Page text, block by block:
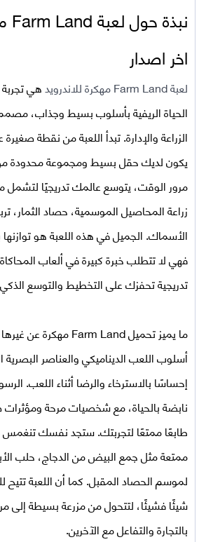
نبذة حول لعبةFarm Land
اخر اصدار
لعبة Farm Land مهكرة للاندرويد
هي
الحياة الريفية بأسلوب بسيط وجذاب،
الزراعة والإدارة. تبدأ اللعبة من نقطة
يكون لديك حقل بسيط ومجموعة محدودة
مرور الوقت، يتوسع عالمك تدريجيًا لتشمل
زراعة المحاصيل الموسمية، حصاد الثمار،
الأسماك. الجميل في هذه اللعبة هو
فهي لا تتطلب خبرة كبيرة في ألعاب
تدريجية تحفزك على التخطيط والتوسع
ما يميزتحميل Farm Land مهكرة
عن
أسلوب اللعب الديناميكي والعناصر
إحساسًا بالاسترخاء والرضا أثناء اللعب.
نابضة بالحياة، مع شخصيات مرحة
طابعًا ممتعًا لتجربتك. ستجد نفسك
ممتعة مثل جمع البيض من الدجاج، حلب
لموسم الحصاد المقبل. كما أن اللعبة
شيئًا فشيئًا، لتتحول من مزرعة بسيطة إلى
بالتجارة والتفاعل مع الآخرين.